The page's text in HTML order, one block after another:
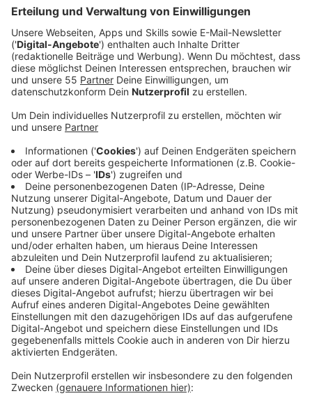
Anzeige
Die Helfern haben mitbekommen, dass super viele
Menschen sich auf eigene Faust auf den Weg zu den
Grenzen gemacht haben, um dort privat Spenden
abzugeben, was vor Ort ein riesen Chaos ausgelöst
hat, erklärt Mona unserer Reporterin Celina Pegel im
Interview. Darauf haben sie die Vermittlungsstelle
aufgebmacht. Dort können Menschen ihre Spenden
hinbringen und die ehrenamtlichen Helfer sortieren
dann alles nach Bedarf und organisieren den Transport
in Richtung Ukraine bzw. in die Grenzregionen.
Anzeige
Hier wird Kleidung sortiert.
Anzeige
Viele Helfer sind dabei